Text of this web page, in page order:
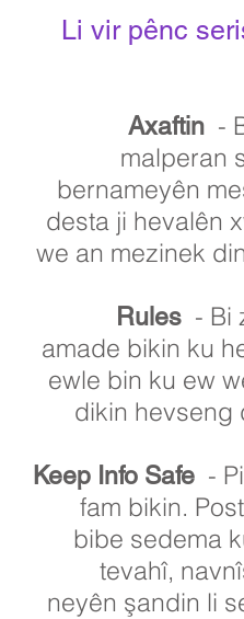
Li vir pênc
Axaftin -
malperan
bernameyên
desta ji hevalên
we an mezinek
Rules - Bi
amade bikin ku
ewle bin ku ew
dikin hevseng
Keep Info Safe -
fam bikin.
bibe sedema
tevahî,
neyên şandin li